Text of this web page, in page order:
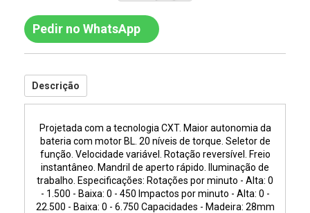
Pedir no WhatsApp
Descrição
Projetada com a tecnologia CXT. Maior autonomia da
bateria com motor BL. 20 níveis de torque. Seletor de
função. Velocidade variável. Rotação reversível. Freio
instantâneo. Mandril de aperto rápido. Iluminação de
trabalho. Especificações: Rotações por minuto - Alta: 0
- 1.500 - Baixa: 0 - 450 Impactos por minuto - Alta: 0 -
22.500 - Baixa: 0 - 6.750 Capacidades - Madeira: 28mm